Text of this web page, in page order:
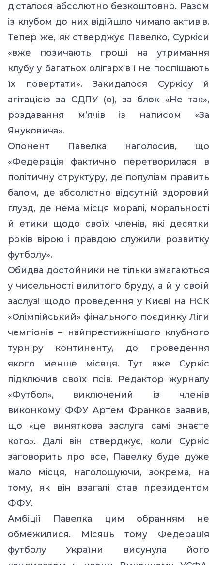
дісталося абсолютно безкоштовно. Разом
із клубом до них відійшло чимало активів.
Тепер же, як стверджує Павелко, Суркіси
«вже позичають гроші на утримання
клубу у багатьох олігархів і не поспішають
їх повертати». Закидалося Суркісу й
агітацією за СДПУ (о), за блок «Не так»,
роздавання м’ячів із написом «За
Януковича».
Опонент Павелка наголосив, що
«Федерація фактично перетворилася в
політичну структуру, де популізм править
балом, де абсолютно відсутній здоровий
глузд, де нема місця моралі, моральності
й етики щодо своїх членів, які десятки
років вірою і правдою служили розвитку
футболу».
Обидва достойники не тільки змагаються
у чисельності вилитого бруду, а й у своїй
заслузі щодо проведення у Києві на НСК
«Олімпійський» фінального поєдинку Ліги
чемпіонів – найпрестижнішого клубного
турніру континенту, до проведення
якого менше місяця. Тут вже Суркіс
підключив своїх псів. Редактор журналу
«Футбол», виключений із членів
виконкому ФФУ Артем Франков заявив,
що «це виняткова заслуга самі знаєте
кого». Далі він стверджує, коли Суркіс
заговорить про все, Павелку буде дуже
мало місця, наголошуючи, зокрема, на
тому, як він взагалі став президентом
ФФУ.
Амбіції Павелка цим обранням не
обмежилися. Місяць тому Федерація
футболу України висунула його